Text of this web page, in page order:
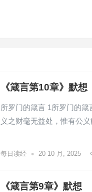
《箴言第10章》默想
所罗门的箴言 1所罗门的
义之财毫无益处，惟有公
每日读经 • 20 10 月, 2025
《箴言第9章》默想